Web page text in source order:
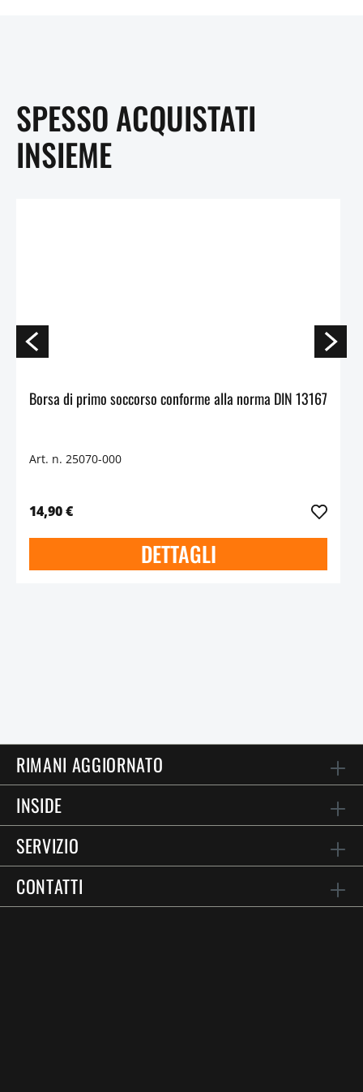
SPESSO ACQUISTATI
INSIEME
Borsa di primo soccorso conforme alla norma DIN 13167
Art. n. 25070-000
14,90 €
DETTAGLI
RIMANI AGGIORNATO
INSIDE
SERVIZIO
CONTATTI